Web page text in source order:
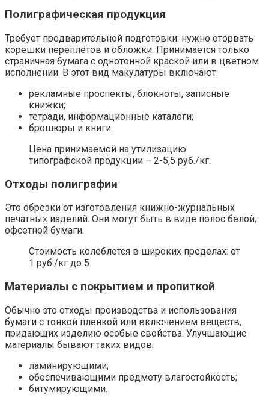
Полиграфическая продукция
Требует предварительной подготовки: нужно оторвать
корешки переплётов и обложки. Принимается только
страничная бумага с однотонной краской или в цветном
исполнении. В этот вид макулатуры включают:
рекламные проспекты, блокноты, записные
книжки;
тетради, информационные каталоги;
брошюры и книги.
Цена принимаемой на утилизацию
типографской продукции – 2-5,5 руб./кг.
Отходы полиграфии
Это обрезки от изготовления книжно-журнальных
печатных изделий. Они могут быть в виде полос белой,
офсетной бумаги.
Стоимость колеблется в широких пределах: от
1 руб./кг до 5.
Материалы с покрытием и пропиткой
Обычно это отходы производства и использования
бумаги с тонкой пленкой или включением веществ,
придающих изделию особые свойства. Улучшающие
материалы бывают таких видов:
ламинирующими;
обеспечивающими предмету влагостойкость;
битумирующими.